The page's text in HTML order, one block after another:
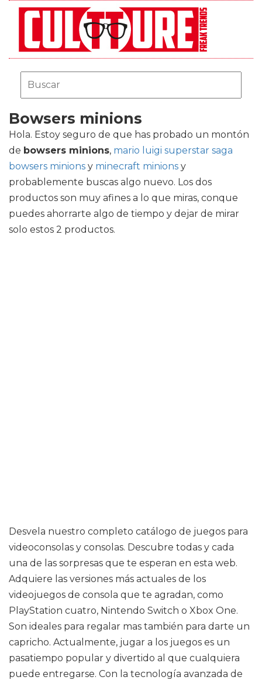
Bowsers minions
Hola. Estoy seguro de que has probado un montón
de bowsers minions, mario luigi superstar saga
bowsers minions y minecraft minions y
probablemente buscas algo nuevo. Los dos
productos son muy afines a lo que miras, conque
puedes ahorrarte algo de tiempo y dejar de mirar
solo estos 2 productos.
Desvela nuestro completo catálogo de juegos para
videoconsolas y consolas. Descubre todas y cada
una de las sorpresas que te esperan en esta web.
Adquiere las versiones más actuales de los
videojuegos de consola que te agradan, como
PlayStation cuatro, Nintendo Switch o Xbox One.
Son ideales para regalar mas también para darte un
capricho. Actualmente, jugar a los juegos es un
pasatiempo popular y divertido al que cualquiera
puede entregarse. Con la tecnología avanzada de